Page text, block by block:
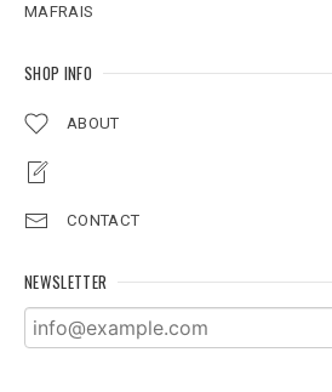
MAFRAIS
SHOP INFO
ABOUT
CONTACT
NEWSLETTER